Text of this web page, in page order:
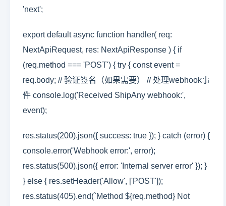
'next';
export default async function handler( req:
NextApiRequest, res: NextApiResponse ) { if
(req.method === 'POST') { try { const event =
req.body; // 验证签名（如果需要） // 处理webhook事
件 console.log('Received ShipAny webhook:',
event);
res.status(200).json({ success: true }); } catch (error) {
console.error('Webhook error:', error);
res.status(500).json({ error: 'Internal server error' }); }
} else { res.setHeader('Allow', ['POST']);
res.status(405).end(`Method ${req.method} Not